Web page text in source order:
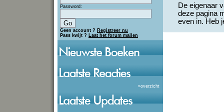
Password:
Geen account ? Registreer nu
Pass kwijt ? Laat het forum mailen
»overzicht
De eigenaar
deze pagina
even in. Heb